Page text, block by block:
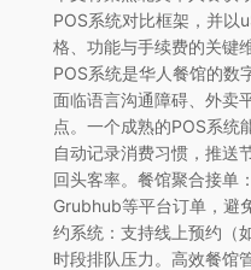
POS系统对比框架，并以
格、功能与手续费的关键
POS系统是华人餐馆的数
面临语言沟通障碍、外卖
点。一个成熟的POS系统
自动记录消费习惯，推送
回头客率。餐馆聚合接单
Grubhub等平台订单，避
约系统：支持线上预约（
时段排队压力。高效餐馆